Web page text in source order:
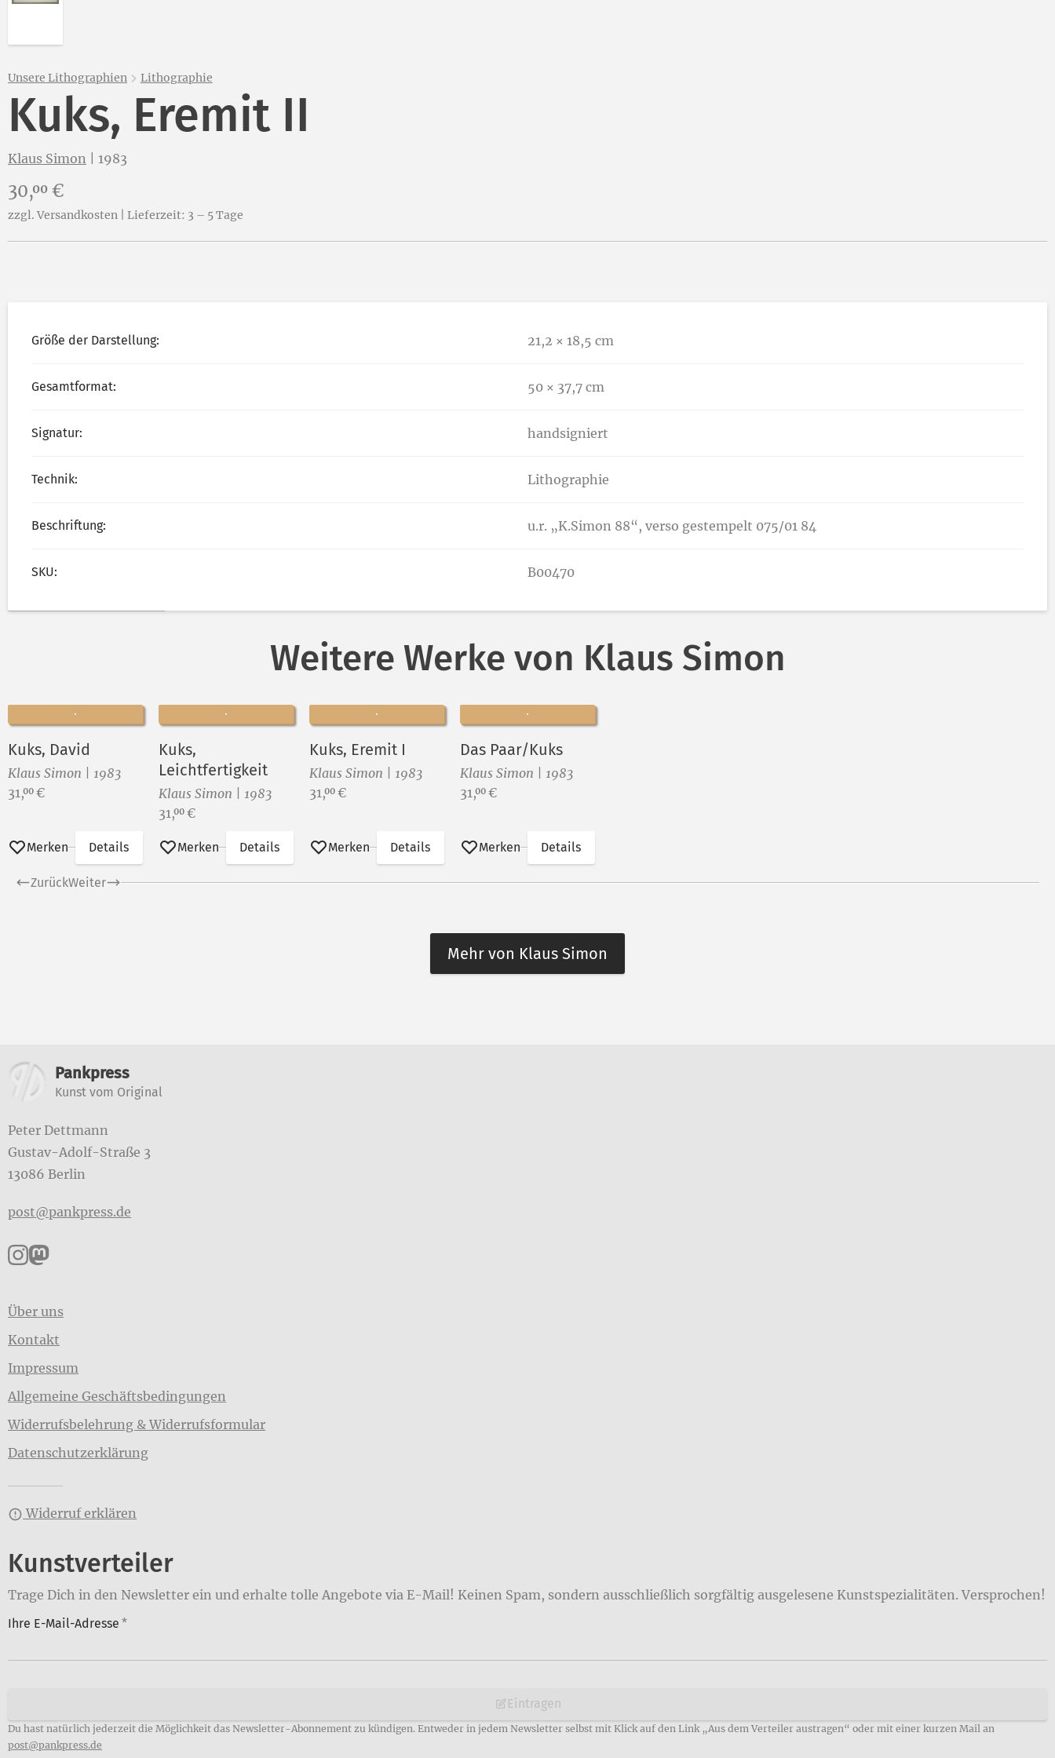
Unsere Lithographien Lithographie
Kuks, Eremit II
Klaus Simon 1983
Preis:
30,00 €
zzgl. Versandkosten | Lieferzeit: 3 – 5 Tage
Größe der Darstellung: 21,2 × 18,5 cm
Gesamtformat: 50 × 37,7 cm
Signatur: handsigniert
Technik: Lithographie
Beschriftung: u.r. „K.Simon 88“, verso gestempelt 075/01 84
SKU: B00470
Weitere Werke von Klaus Simon
Kuks, David
Klaus Simon | 1983
Preis:
31,00 €
Merken Details
Kuks,
Leichtfertigkeit
Klaus Simon | 1983
Preis:
31,00 €
Merken Details
Kuks, Eremit I
Klaus Simon | 1983
Preis:
31,00 €
Merken Details
Das Paar/Kuks
Klaus Simon | 1983
Preis:
31,00 €
Merken Details
ZurückWeiter
Mehr von Klaus Simon
Weitere Informationen
Pankpress
Kunst vom Original
Peter Dettmann
Gustav-Adolf-Straße 3
13086 Berlin
post@pankpress.de
Pankpress auf Instagram
Pankpress auf Mastodon
Über uns
Kontakt
Impressum
Allgemeine Geschäftsbedingungen
Widerrufsbelehrung & Widerrufsformular
Datenschutzerklärung
Widerruf erklären
Kunstverteiler
Trage Dich in den Newsletter ein und erhalte tolle Angebote via E-Mail! Keinen Spam, sondern ausschließlich sorgfältig ausgelesene Kunstspezialitäten. Versprochen!
Ihre E-Mail-Adresse *
Eintragen
Du hast natürlich jederzeit die Möglichkeit das Newsletter-Abonnement zu kündigen. Entweder in jedem Newsletter selbst mit Klick auf den Link „Aus dem Verteiler austragen“ oder mit einer kurzen Mail an
post@pankpress.de